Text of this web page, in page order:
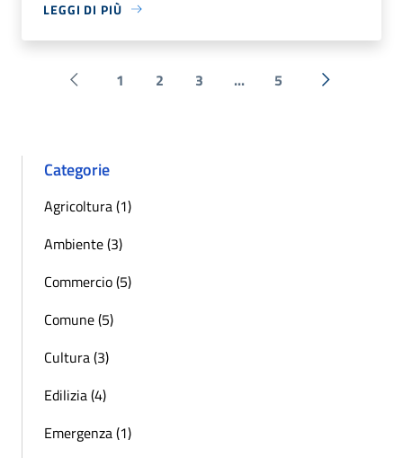
LEGGI DI PIÙ
Pagina precedente
1 2 3 ... 5 Successiva
Categorie
Agricoltura (1)
Ambiente (3)
Commercio (5)
Comune (5)
Cultura (3)
Edilizia (4)
Emergenza (1)